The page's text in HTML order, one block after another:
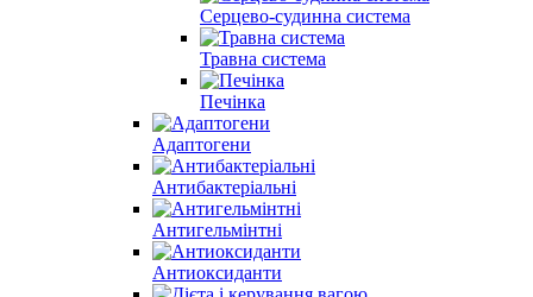
Серцево-судинна система
Травна система
Печінка
Адаптогени
Антибактеріальні
Антигельмінтні
Антиоксиданти